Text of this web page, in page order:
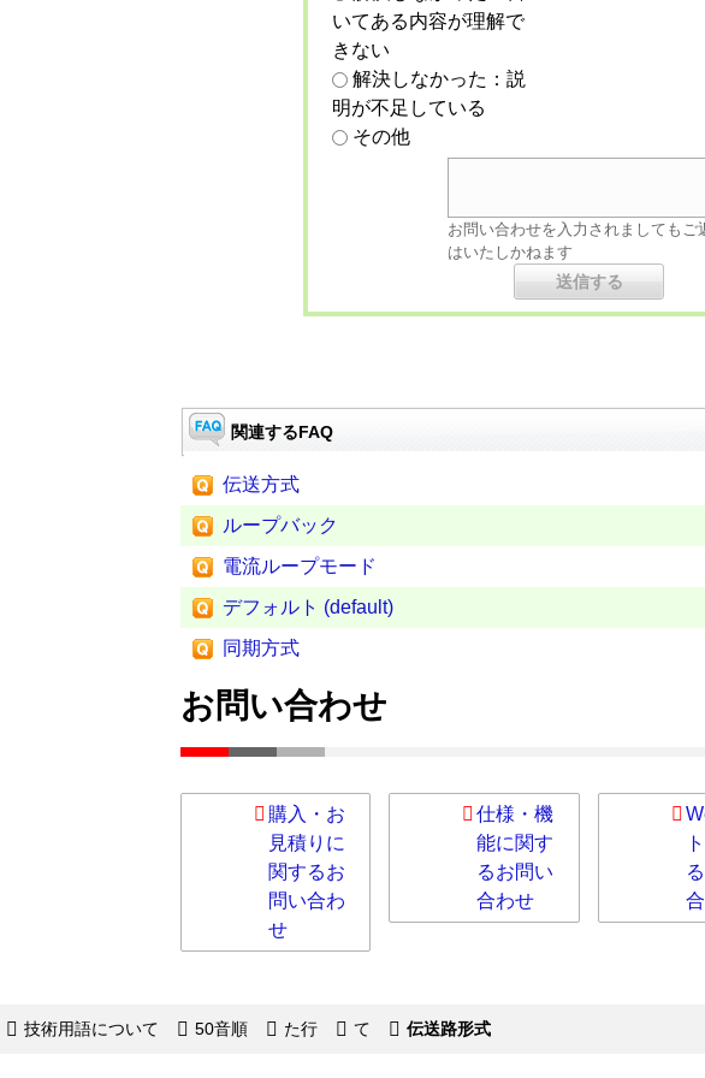
いてある内容が理解で
きない
解決しなかった：説
明が不足している
その他
お問い合わせを入力されましてもご
はいたしかねます
関連するFAQ
伝送方式
ループバック
電流ループモード
デフォルト (default)
同期方式
お問い合わせ
購入・お
見積りに
関するお
問い合わ
せ
仕様・機
能に関す
るお問い
合わせ
技術用語について 50音順 た行 て 伝送路形式